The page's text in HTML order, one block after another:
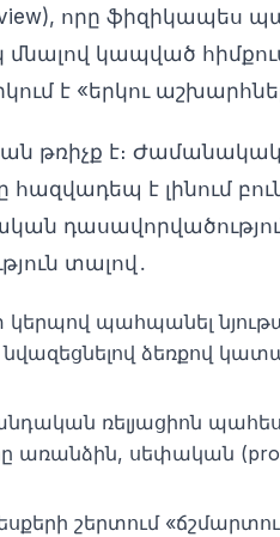
որը ֆիզիկապես
կապված
է «երկու
թռիչք է։
է լինում բուն
տալով․
պահպանել
նվազեցնելով ձեռքով
ռելյացիոն
առանձին, սեփական
շերտում